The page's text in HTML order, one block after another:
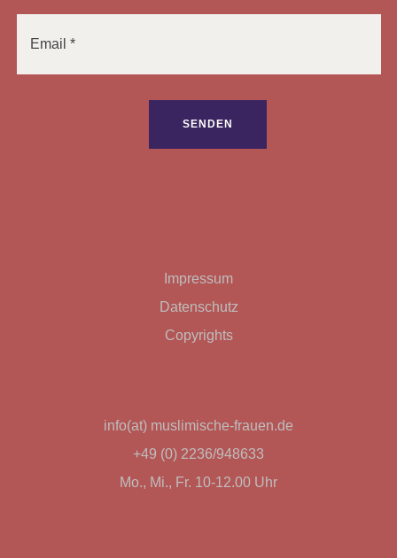
Impressum
Datenschutz
Copyrights
info(at) muslimische-frauen.de
+49 (0) 2236/948633
Mo., Mi., Fr. 10-12.00 Uhr